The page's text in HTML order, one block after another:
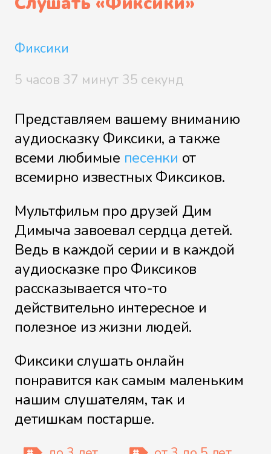
Доспехи
Дверной звонок
Фен
Гирлянда
Глобус
Фиксики
5 часов 37 минут 35 секунд
Представляем вашему вниманию
аудиосказку Фиксики, а также
всеми любимые песенки от
всемирно известных Фиксиков.
Мультфильм про друзей Дим
Димыча завоевал сердца детей.
Ведь в каждой серии и в каждой
аудиосказке про Фиксиков
рассказывается что-то
действительно интересное и
полезное из жизни людей.
Фиксики слушать онлайн
понравится как самым маленьким
нашим слушателям, так и
детишкам постарше.